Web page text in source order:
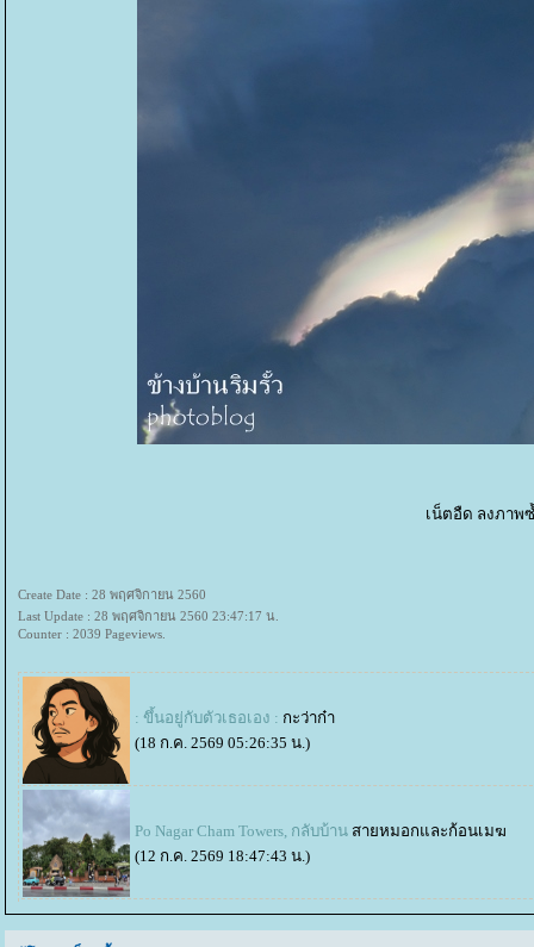
เน็ตอืด ลงภาพ
Create Date : 28 พฤศจิกายน 2560
Last Update : 28 พฤศจิกายน 2560 23:47:17 น.
Counter : 2039 Pageviews.
: ขึ้นอยู่กับตัวเธอเอง : กะว่าก๋า
(18 ก.ค. 2569 05:26:35 น.)
Po Nagar Cham Towers, กลับบ้าน สายหมอกและก้อนเมฆ
(12 ก.ค. 2569 18:47:43 น.)